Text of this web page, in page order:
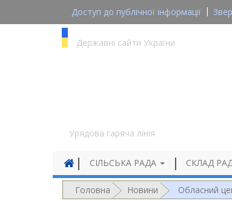
Доступ до публічної інформації
Державні сайти України
Урядова гаряча лінія
СІЛЬСЬКА РАДА СКЛАД
Головна Новини Обласний